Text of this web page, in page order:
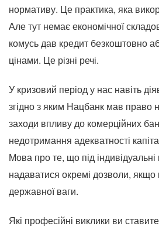
нормативу. Це практика, яка
Але тут немає економічної
комусь дав кредит безкоштовно
цінами. Це різні речі.
У кризовий період у нас навіть
згідно з яким Нацбанк мав право
заходи впливу до комерційних
недотримання адекватності
Мова про те, що під
надаватися окремі дозволи, якщо
державної ваги.
Які професійні виклики ви